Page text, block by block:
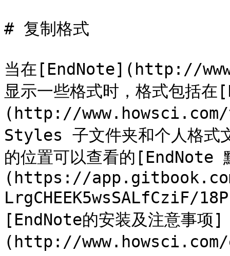
# 复制格式
当在[EndNote](http://
显示一些格式时，格式包括
(http://www.howsci.com/
Styles 子文件夹和个人格式
的位置可以查看的[EndNote
(https://
LrgCHEEK5wsSALfCziF/
[EndNote的安装及注意事项]
(http://